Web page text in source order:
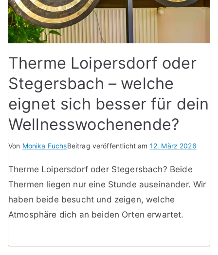
Therme Loipersdorf oder
Stegersbach – welche
eignet sich besser für dein
Wellnesswochenende?
Von Monika FuchsBeitrag veröffentlicht am 12. März 2026
Therme Loipersdorf oder Stegersbach? Beide
Thermen liegen nur eine Stunde auseinander. Wir
haben beide besucht und zeigen, welche
Atmosphäre dich an beiden Orten erwartet.